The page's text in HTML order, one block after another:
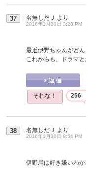
37 名無しだＪ より
2016年1月30日 3:28 PM
最近伊野ちゃんがど
これからも、ドラマ
それな！ 256
38 名無しだＪ より
2016年1月30日 8:54 PM
伊野尾は好き嫌いわか